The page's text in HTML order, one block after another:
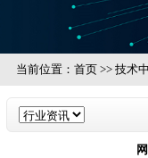
当前位置： 首页>> 技术